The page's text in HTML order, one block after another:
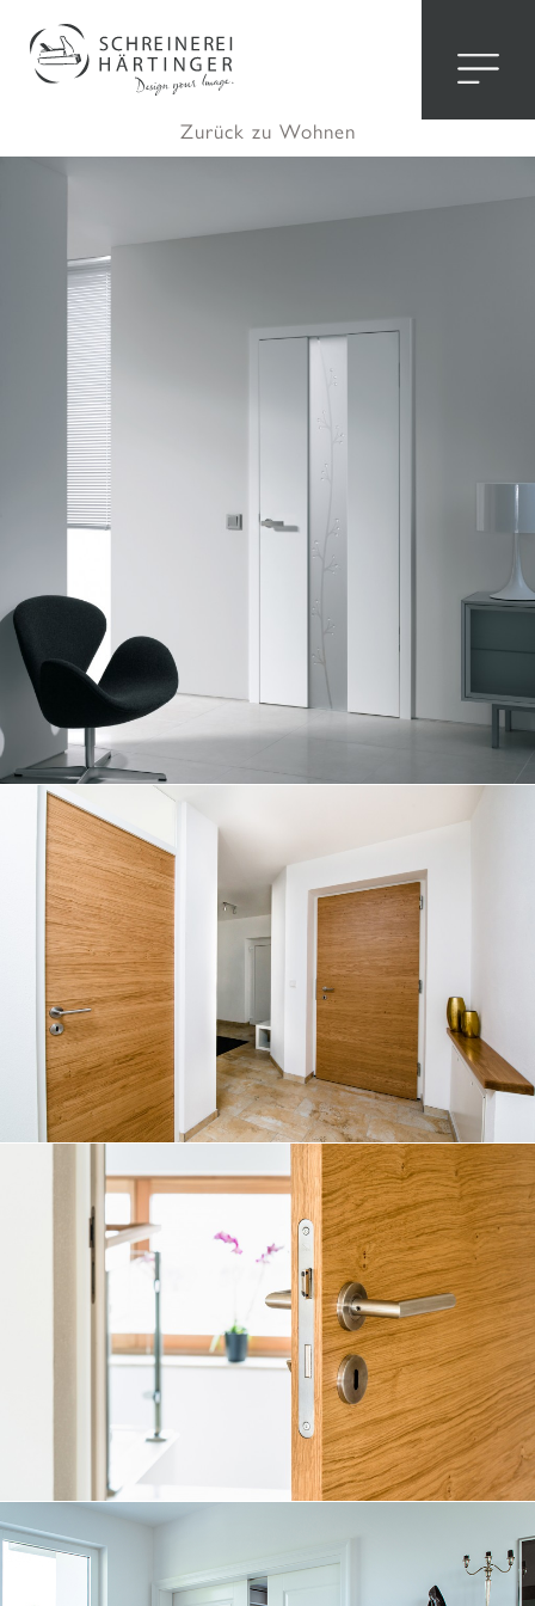
Hier sehen Sie eine Auswahl unserer
gefertigten Türen.
Zurück zu Wohnen